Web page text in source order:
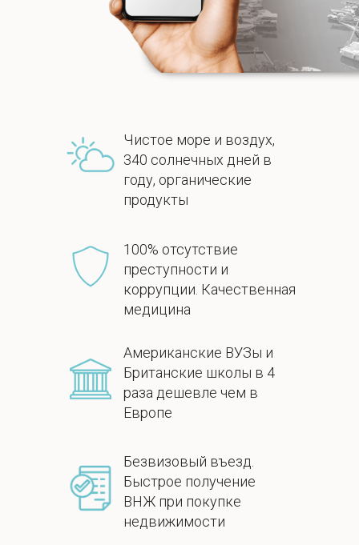
100% отсутствие
преступности и
коррупции. Качественная
медицина
Американские ВУЗы и
Британские школы в 4
раза дешевле чем в
Европе
Безвизовый въезд.
Быстрое получение
ВНЖ при покупке
недвижимости
Чистое море и воздух,
340 солнечных дней в
году, органические
продукты